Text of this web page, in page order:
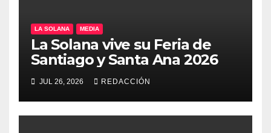
LA SOLANA MEDIA
La Solana vive su Feria de
Santiago y Santa Ana 2026
JUL 26, 2026 REDACCIÓN